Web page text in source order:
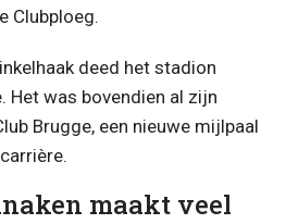
Clubploeg.
deed het stadion
Het was bovendien al zijn
Brugge, een nieuwe mijlpaal
maakt veel